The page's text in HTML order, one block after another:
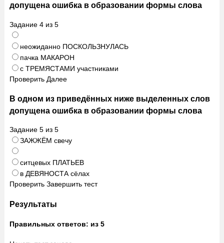
допущена ошибка в образовании формы слова
Задание 4из 5
неожиданно ПОСКОЛЬЗНУЛАСЬ
пачка МАКАРОН
с ТРЕМЯСТАМИ участниками
Проверить Далее
В одном из приведённых ниже выделенных слов
допущена ошибка в образовании формы слова
Задание 5из 5
ЗАЖЖЁМ свечу
ситцевых ПЛАТЬЕВ
в ДЕВЯНОСТА сёлах
Проверить Завершить тест
Результаты
Правильных ответов: из 5